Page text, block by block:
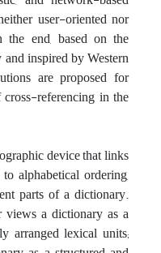
user-oriented nor
the end, based on the
inspired by Western
are proposed for
referencing in the
device that links
alphabetical ordering,
parts of a dictionary.
a dictionary as a
arranged lexical units;